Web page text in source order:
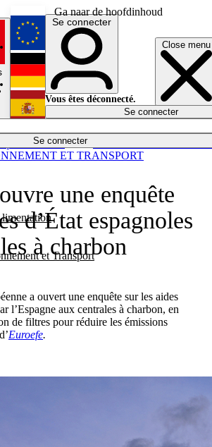
Ga naar de hoofdinhoud
Close menu
Se connecter
et Transport
Économie
English
Deutsch
Español
Se connecter
Vous êtes déconnecté.
Se connecter
une enquête
d’État espagnoles
à charbon
a ouvert une enquête sur les aides
l’Espagne aux centrales à charbon, en
de filtres pour réduire les émissions
Euroefe.
ET TRANSPORT